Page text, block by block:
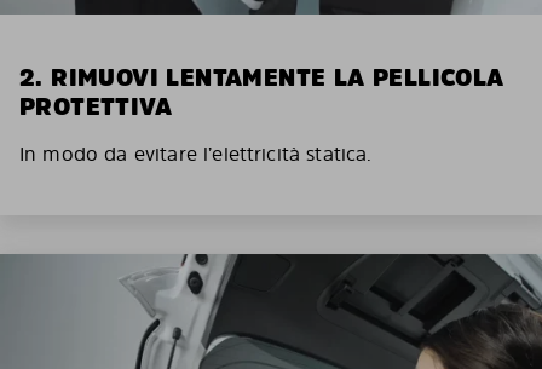
2. RIMUOVI LENTAMENTE LA PELLICOLA
PROTETTIVA
In modo da evitare l’elettricità statica.